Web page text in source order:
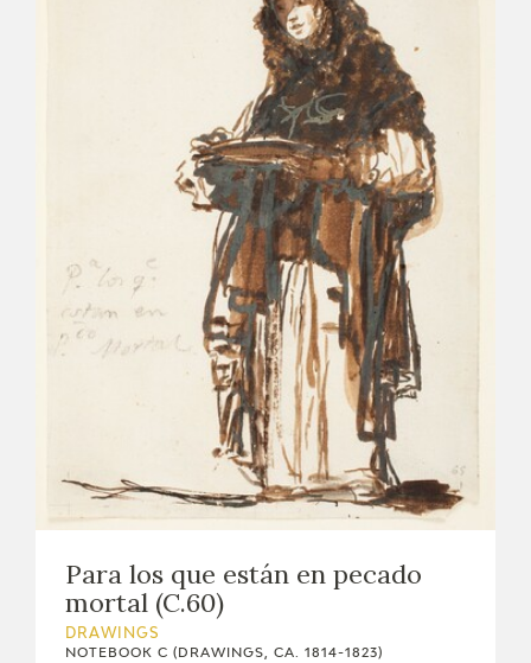
Para los que están en pecado
mortal (C.60)
DRAWINGS
NOTEBOOK C (DRAWINGS, CA. 1814-1823)